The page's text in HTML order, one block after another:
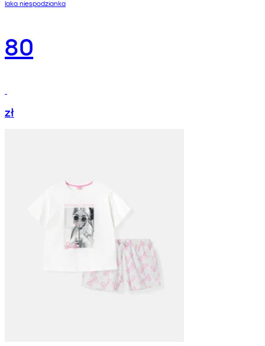
laka niespodzianka
80
zł